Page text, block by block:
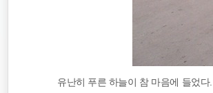
유난히 푸른 하늘이 참 마음에 들었